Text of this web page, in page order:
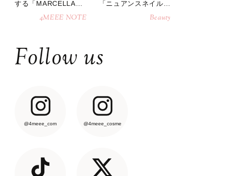
する「MARCELLAト
ートバッグ」4MEEE NOTE
「ニュアンスネイル」
Beauty
Follow us
@4meee_com @4meee_cosme